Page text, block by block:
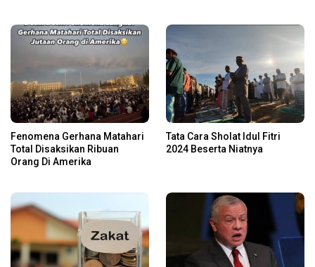
Fenomena Gerhana Matahari
Total Disaksikan Ribuan
Orang Di Amerika
Tata Cara Sholat Idul Fitri
2024 Beserta Niatnya